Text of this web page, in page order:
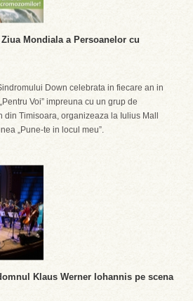
Mondiala a Persoanelor cu
Down celebrata in fiecare an in
Voi” impreuna cu un grup de
Timisoara, organizeaza la Iulius Mall
„Pune-te in locul meu”.
Klaus Werner Iohannis pe scena